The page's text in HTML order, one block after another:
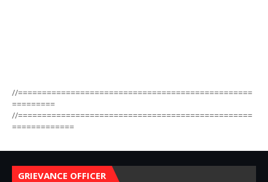
//=================================================
=========
//=================================================
=============
GRIEVANCE OFFICER